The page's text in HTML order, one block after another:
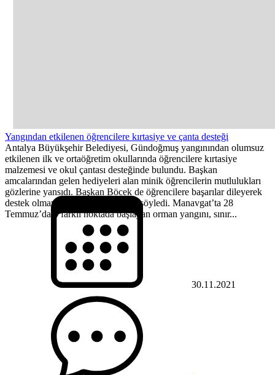
Yangından etkilenen öğrencilere kırtasiye ve çanta desteği
Antalya Büyükşehir Belediyesi, Gündoğmuş yangınından olumsuz
etkilenen ilk ve ortaöğretim okullarında öğrencilere kırtasiye
malzemesi ve okul çantası desteğinde bulundu. Başkan
amcalarından gelen hediyeleri alan minik öğrencilerin mutlulukları
gözlerine yansıdı. Başkan Böcek de öğrencilere başarılar dileyerek
destek olmaya devam edeceklerini söyledi. Manavgat’ta 28
Temmuz’da 4 farklı noktada başlayan orman yangını, sınır...
30.11.2021